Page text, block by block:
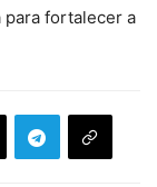
para fortalecer a